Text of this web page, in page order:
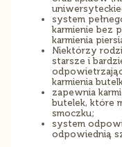
system
karmienie bez
karmienia
Niektórzy
starsze i
karmienia
zapewnia
butelek, które
smoczku;
system
odpowiednią